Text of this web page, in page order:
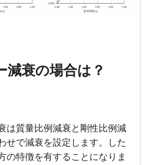
減衰の場合は？
は質量比例減衰と剛性比例減
せで減衰を設定します。した
の特徴を有することになりま